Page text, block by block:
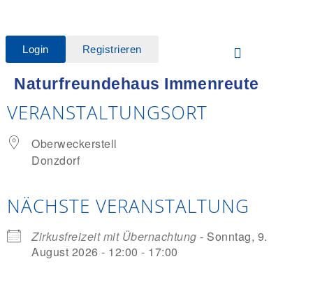
Login Registrieren
Naturfreundehaus Immenreute
VERANSTALTUNGSORT
Oberweckerstell
Donzdorf
NÄCHSTE VERANSTALTUNG
Zirkusfreizeit mit Übernachtung - Sonntag, 9.
August 2026 - 12:00 - 17:00